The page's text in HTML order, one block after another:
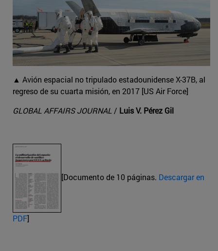
▲ Avión espacial no tripulado estadounidense X-37B, al
regreso de su cuarta misión, en 2017 [US Air Force]
GLOBAL AFFAIRS JOURNAL / Luis V. Pérez Gil
[Documento de 10 páginas. Descargar en
PDF]